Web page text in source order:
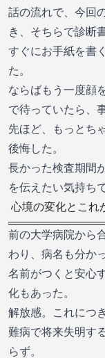
話の流れで、今回
き、そちらで診断
すぐにお手紙を書
た。
ならばもう一度顔
で待っていたら、
先ほど、もっとち
後悔した。
長かった検査期間
を伝えたい気持ち
心境の変化とこれ
前の大学病院から
わり、病名も分かっ
名前がつくと安心
化もあった。
解放感。これにつき
難病で将来失明す
らず。